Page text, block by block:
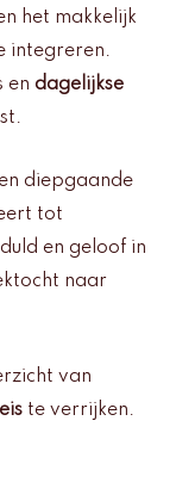
het makkelijk
integreren.
en dagelijkse
diepgaande
tot
en geloof in
naar
van
te verrijken.